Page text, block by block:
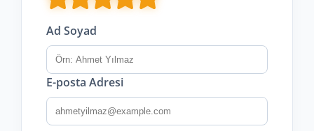
Ad Soyad
E-posta Adresi